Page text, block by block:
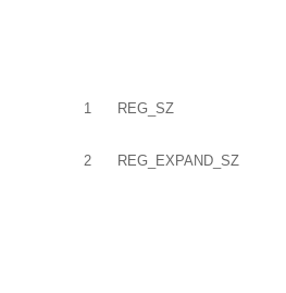
1 REG_SZ
2 REG_EXPAND_SZ